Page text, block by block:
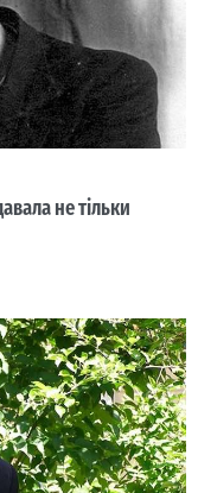
не тільки